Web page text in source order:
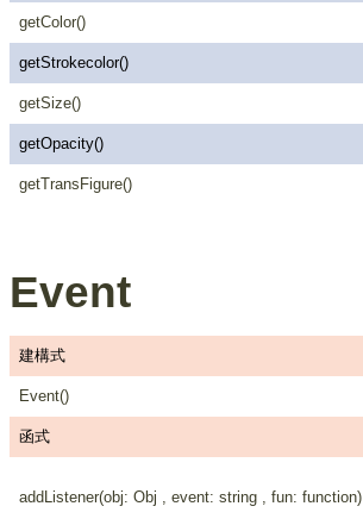
getColor()
getStrokecolor()
getSize()
getOpacity()
getTransFigure()
Event
建構式
Event()
函式
addListener(obj: Obj , event: string , fun: function)